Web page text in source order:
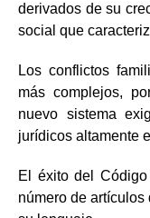
derivados de su
social que
Los conflictos
más complejos,
nuevo sistema
jurídicos altamente
El éxito del
número de